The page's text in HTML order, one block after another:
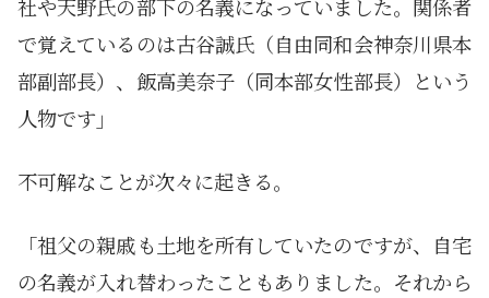
社や天野氏の部下の名義になっていました。関係者
で覚えているのは古谷誠氏（自由同和会神奈川県本
部副部長）、飯高美奈子（同本部女性部長）という
人物です」
不可解なことが次々に起きる。
「祖父の親戚も土地を所有していたのですが、自宅
の名義が入れ替わったこともありました。それから